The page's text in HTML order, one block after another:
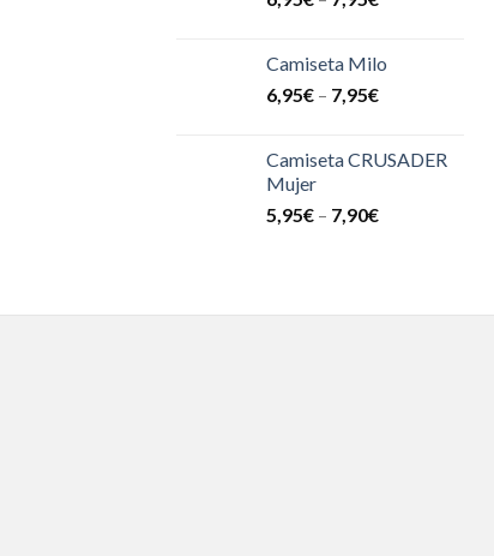
Camiseta Milo
6,95€ – 7,95€
Camiseta CRUSADER
Mujer
5,95€ – 7,90€